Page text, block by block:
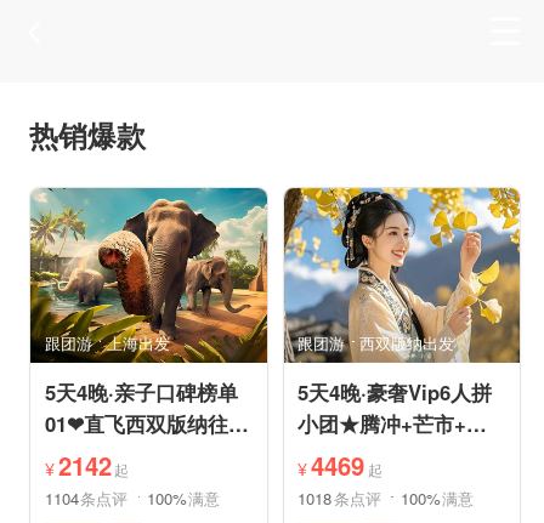
热销爆款
跟团游 上海出发
5天4晚·亲子口碑榜单
01❤直飞西双版纳往返
机票❤拼小团轻奢0购
物纯玩
¥2142起
1104条点评 100%满意
跟团游 西双版纳出发
5天4晚·豪奢Vip6人拼
小团★腾冲+芒市+瑞
丽★直飞往返轻松旅途
¥4469 起
1018条点评 100%满意